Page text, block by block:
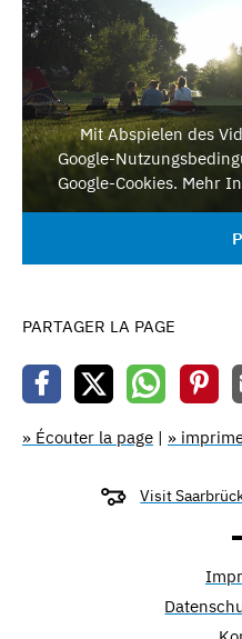
Mit Abspielen des
Google-
Google-Cookies. Mehr
PARTAGER LA PAGE
» Écouter la page | »
Visit